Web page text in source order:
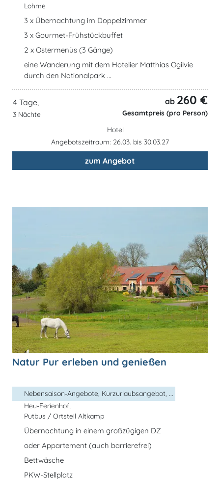
Lohme
3 x Übernachtung im Doppelzimmer
3 x Gourmet-Frühstückbuffet
2 x Ostermenüs (3 Gänge)
eine Wanderung mit dem Hotelier Matthias Ogilvie
durch den Nationalpark ...
4 Tage,
3 Nächte
ab 260 €
Gesamtpreis (pro Person)
Hotel
Angebotszeitraum: 26.03. bis 30.03.27
zum Angebot
Natur Pur erleben und genießen
Nebensaison-Angebote, Kurzurlaubsangebot, ...
Heu-Ferienhof,
Putbus / Ortsteil Altkamp
Übernachtung in einem großzügigen DZ
oder Appartement (auch barrierefrei)
Bettwäsche
PKW-Stellplatz